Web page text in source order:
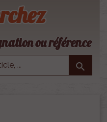
ou référence
